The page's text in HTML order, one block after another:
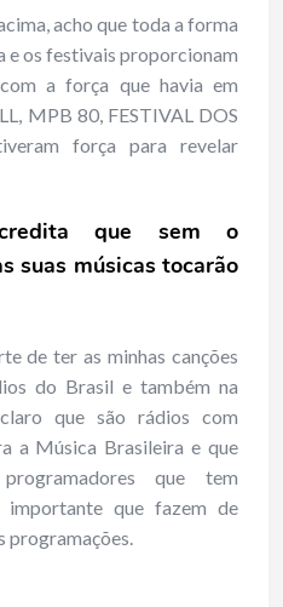
acho que toda a forma
e os festivais proporcionam
a força que havia em
MPB 80, FESTIVAL DOS
força para revelar
que sem o
suas músicas tocarão
de ter as minhas canções
do Brasil e também na
que são rádios com
a Música Brasileira e que
que tem
importante que fazem de
programações.